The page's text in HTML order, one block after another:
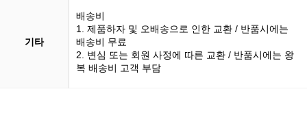
기타
배송비
1. 제품하자 및 오배송으로 인한 교환 / 반품시에는
배송비 무료
2. 변심 또는 회원 사정에 따른 교환 / 반품시에는 왕
복 배송비 고객 부담